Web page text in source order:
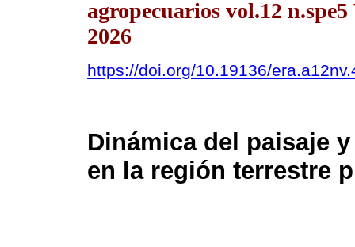
agropecuarios vol.12
2026
https://doi.org/10.19136/
Dinámica del paisaje
en la región terrestre